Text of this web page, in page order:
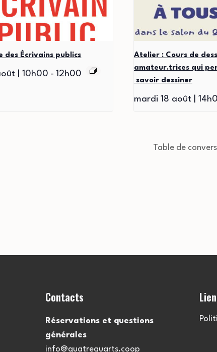
des Écrivains publics
| 10h00 - 12h00
Atelier : Cours de
amateur.trices qui
savoir dessiner
mardi 18 août |
Table de
Contacts
Réservations et questions
générales
info@quatrequarts.coop